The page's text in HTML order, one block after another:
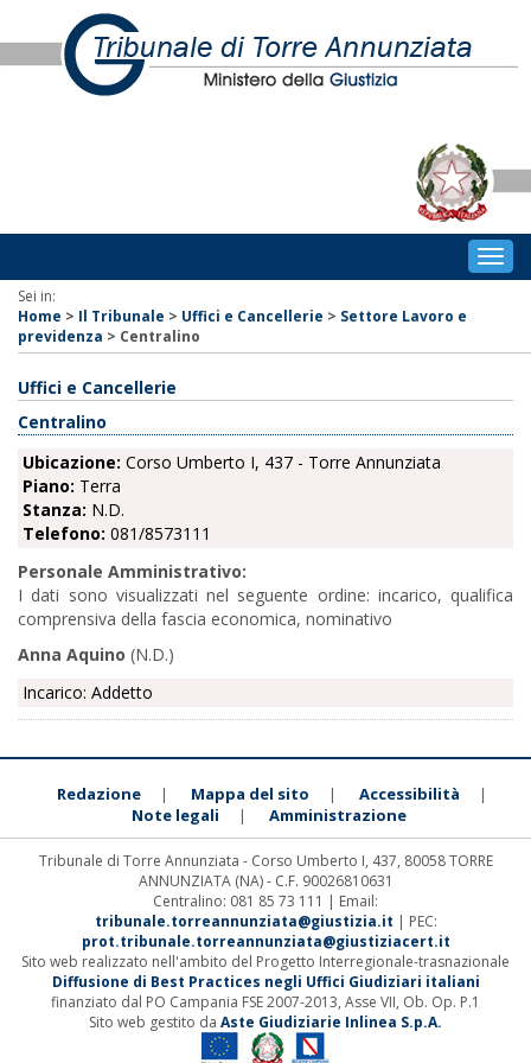
Sei in:
Home > Il Tribunale > Uffici e Cancellerie > Settore Lavoro e
previdenza > Centralino
Uffici e Cancellerie
Centralino
Ubicazione: Corso Umberto I, 437 - Torre Annunziata
Piano: Terra
Stanza: N.D.
Telefono: 081/8573111
Personale Amministrativo:
I dati sono visualizzati nel seguente ordine: incarico, qualifica
comprensiva della fascia economica, nominativo
Anna Aquino (N.D.)
Incarico: Addetto
Redazione | Mappa del sito | Accessibilità |
Note legali | Amministrazione
Tribunale di Torre Annunziata - Corso Umberto I, 437, 80058 TORRE
ANNUNZIATA (NA) - C.F. 90026810631
Centralino: 081 85 73 111 | Email:
tribunale.torreannunziata@giustizia.it | PEC:
prot.tribunale.torreannunziata@giustiziacert.it
Sito web realizzato nell'ambito del Progetto Interregionale-trasnazionale
Diffusione di Best Practices negli Uffici Giudiziari italiani
finanziato dal PO Campania FSE 2007-2013, Asse VII, Ob. Op. P.1
Sito web gestito da Aste Giudiziarie Inlinea S.p.A.